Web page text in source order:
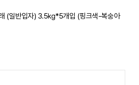
(일반입자) 3.5㎏*5개입 (핑크색-복숭아